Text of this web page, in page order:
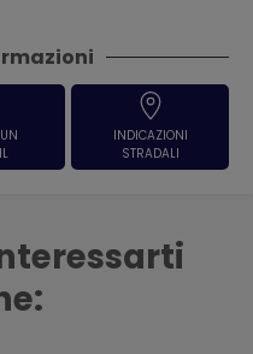
INDICAZIONI
STRADALI